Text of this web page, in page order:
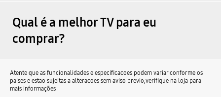
Qual é a melhor TV para eu
comprar?
Atente que as funcionalidades e especificacoes podem variar conforme os
paises e estao sujeitas a alteracoes sem aviso previo,verifique na loja para
mais informações